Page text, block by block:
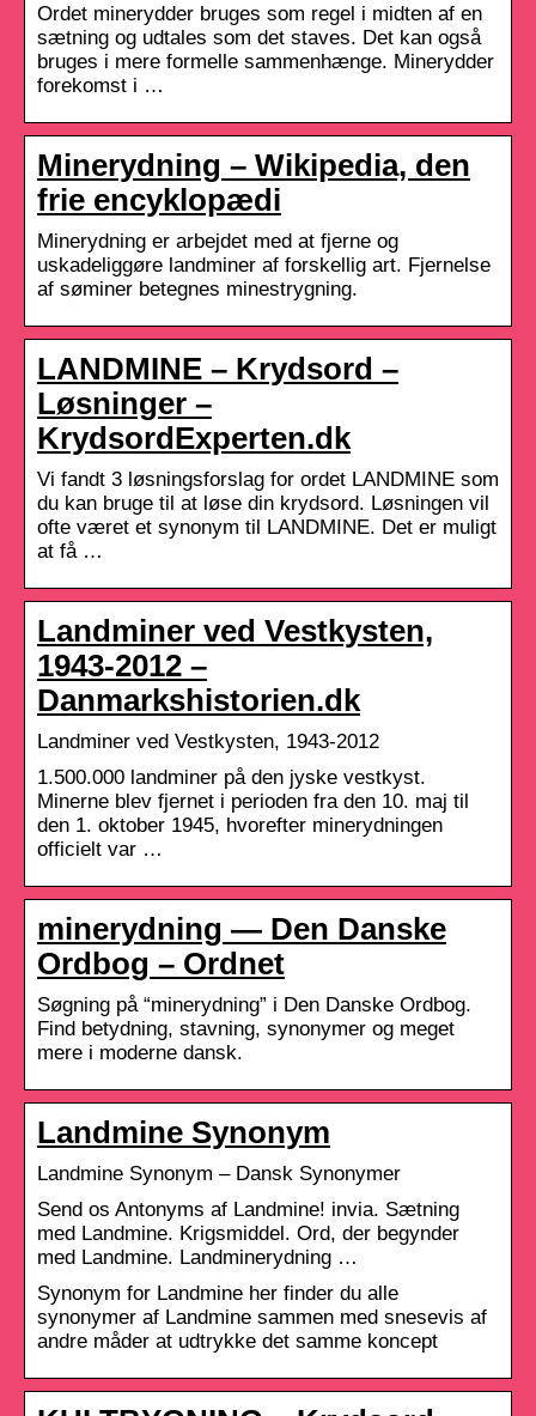
Ordet minerydder bruges som regel i midten af ​​en
sætning og udtales som det staves. Det kan også
bruges i mere formelle sammenhænge. Minerydder
forekomst i …
Minerydning – Wikipedia, den
frie encyklopædi
Minerydning er arbejdet med at fjerne og
uskadeliggøre landminer af forskellig art. Fjernelse
af søminer betegnes minestrygning.
LANDMINE – Krydsord –
Løsninger –
KrydsordExperten.dk
Vi fandt 3 løsningsforslag for ordet LANDMINE som
du kan bruge til at løse din krydsord. Løsningen vil
ofte været et synonym til LANDMINE. Det er muligt
at få …
Landminer ved Vestkysten,
1943-2012 –
Danmarkshistorien.dk
Landminer ved Vestkysten, 1943-2012
1.500.000 landminer på den jyske vestkyst.
Minerne blev fjernet i perioden fra den 10. maj til
den 1. oktober 1945, hvorefter minerydningen
officielt var …
minerydning — Den Danske
Ordbog – Ordnet
Søgning på “minerydning” i Den Danske Ordbog.
Find betydning, stavning, synonymer og meget
mere i moderne dansk.
Landmine Synonym
Landmine Synonym – Dansk Synonymer
Send os Antonyms af Landmine! invia. Sætning
med Landmine. Krigsmiddel. Ord, der begynder
med Landmine. Landminerydning …
Synonym for Landmine her finder du alle
synonymer af Landmine sammen med snesevis af
andre måder at udtrykke det samme koncept